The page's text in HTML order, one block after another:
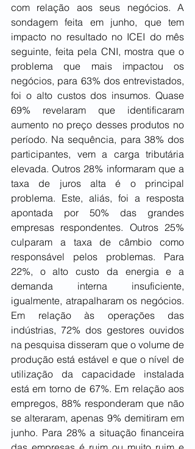
com relação aos seus negócios. A
sondagem feita em junho, que tem
impacto no resultado no ICEI do mês
seguinte, feita pela CNI, mostra que o
problema que mais impactou os
negócios, para 63% dos entrevistados,
foi o alto custos dos insumos. Quase
69% revelaram que identificaram
aumento no preço desses produtos no
período. Na sequência, para 38% dos
participantes, vem a carga tributária
elevada. Outros 28% informaram que a
taxa de juros alta é o principal
problema. Este, aliás, foi a resposta
apontada por 50% das grandes
empresas respondentes. Outros 25%
culparam a taxa de câmbio como
responsável pelos problemas. Para
22%, o alto custo da energia e a
demanda interna insuficiente,
igualmente, atrapalharam os negócios.
Em relação às operações das
indústrias, 72% dos gestores ouvidos
na pesquisa disseram que o volume de
produção está estável e que o nível de
utilização da capacidade instalada
está em torno de 67%. Em relação aos
empregos, 88% responderam que não
se alteraram, apenas 9% demitiram em
junho. Para 28% a situação financeira